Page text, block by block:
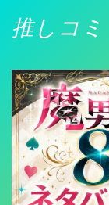
推しコミ